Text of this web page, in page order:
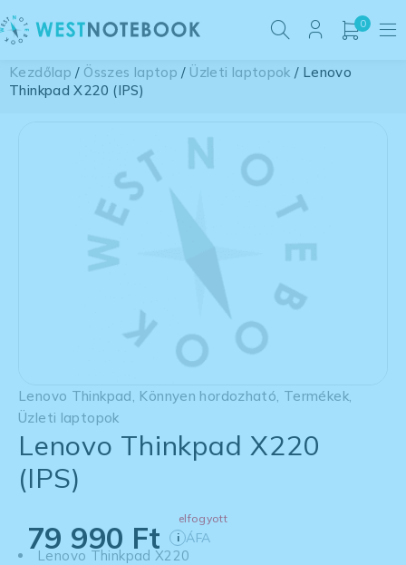
0
Kezdőlap / Összes laptop / Üzleti laptopok / Lenovo
Thinkpad X220 (IPS)
Lenovo Thinkpad Könnyen hordozható Termékek,
Üzleti laptopok
Lenovo Thinkpad X220
(IPS)
elfogyott
79 990 Ft i ÁFA
Lenovo Thinkpad X220